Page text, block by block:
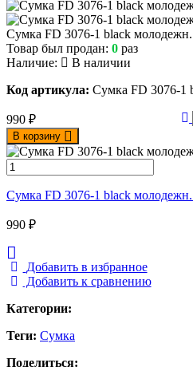
Сумка FD 3076-1 black молодежн.
Товар был продан: 0 раз
Наличие:
В наличии
Код артикула: Сумка FD 3076-1
990 ₽
В корзину
Сумка FD 3076-1 black молодежн.
990 ₽
Добавить в избранное
Добавить к сравнению
Категории:
Теги: Сумка
Поделиться: